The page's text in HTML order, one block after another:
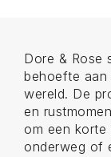
Dore & Rose
behoefte aan
wereld. De
en
om een
onderweg of